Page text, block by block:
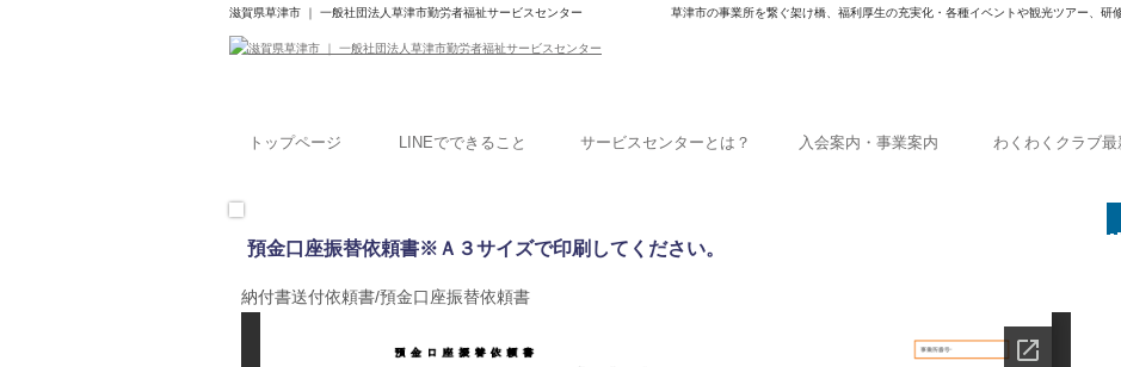
滋賀県草津市 ｜ 一般社団法人草津市勤労者福祉サービスセンター 草津市の事業所を繋ぐ架け橋、福利厚生の充実化・各種イベントや観光ツアー、研
トップページ LINEでできること サービスセンターとは？ 入会案内・事業案内 わくわくクラブ最
預金口座振替依頼書※Ａ３サイズで印刷してください。
納付書送付依頼書/預金口座振替依頼書